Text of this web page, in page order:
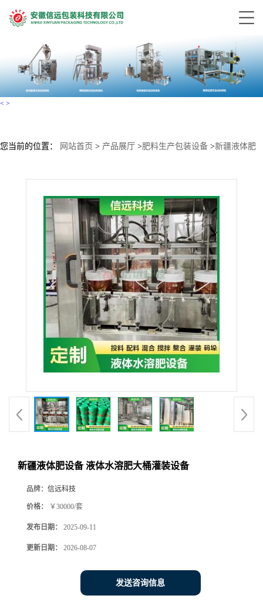
< >
您当前的位置： 网站首页 > 产品展厅 >肥料生产包装设备 >新疆液体肥
新疆液体肥设备 液体水溶肥大桶灌装设备
品牌： 信远科技
价格： ￥30000/套
发布日期： 2025-09-11
更新日期： 2026-08-07
发送咨询信息